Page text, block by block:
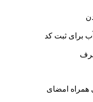
برای ثبت کد
همراه امضای